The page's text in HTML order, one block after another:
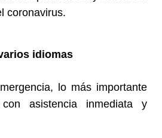
coronavirus.
idiomas
lo más importante
asistencia inmediata y